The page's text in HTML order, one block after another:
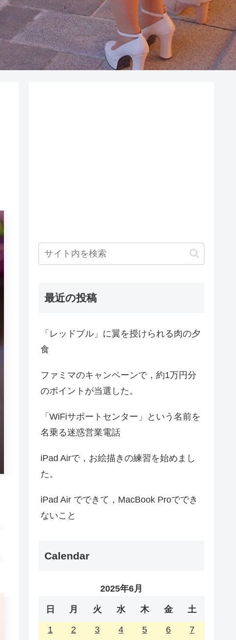
最近の投稿
「レッドブル」に翼を授けられる肉の夕
食
ファミマのキャンペーンで，約1万円分
のポイントが当選した。
「WiFiサポートセンター」という名前を
名乗る迷惑営業電話
iPad Airで，お絵描きの練習を始めまし
た。
iPad Air でできて，MacBook Proででき
ないこと
Calendar
2025年6月
日 月 火 水 木 金 土
1 2 3 4 5 6
7